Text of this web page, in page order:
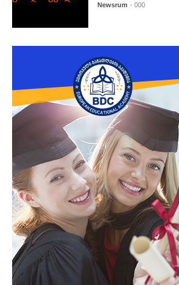
Newsrum - 000